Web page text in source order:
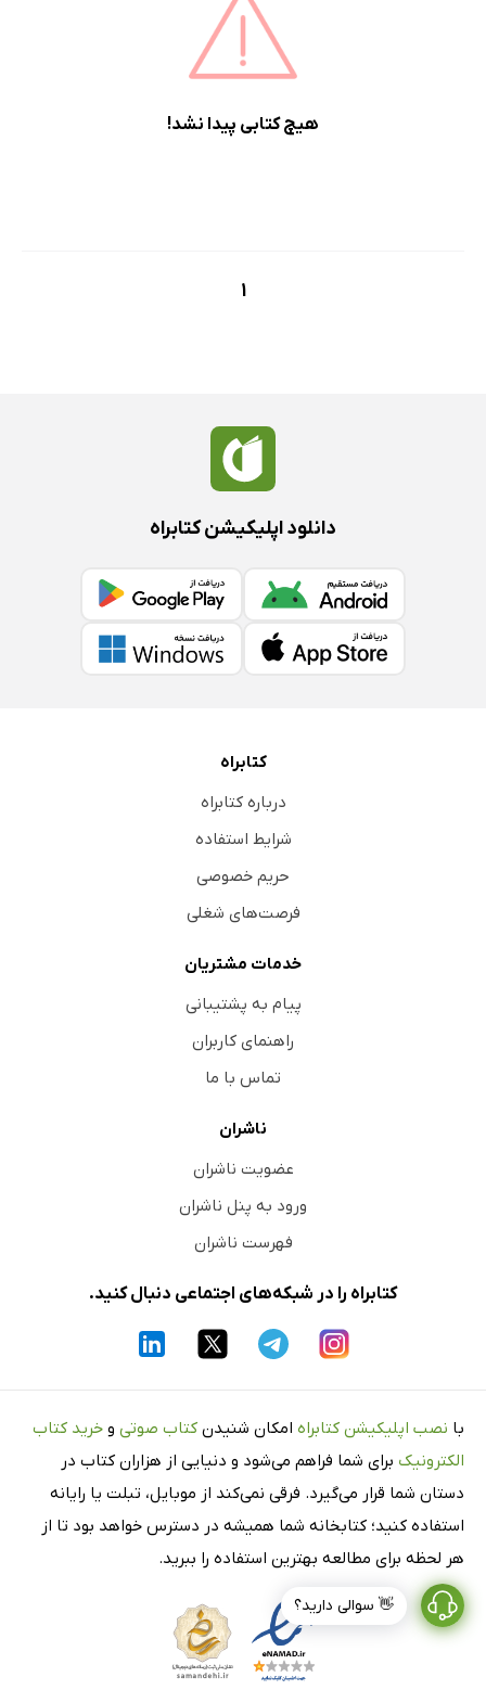
پرفروش‌ها
پربحث‌ها
هیچ کتابی پیدا نشد!
1
👋 سوالی دارید؟
دانلود اپلیکیشن کتابراه
کتابراه
درباره کتابراه
شرایط استفاده
حریم خصوصی
فرصت‌های شغلی
خدمات مشتریان
پیام به پشتیبانی
راهنمای کاربران
تماس با ما
ناشران
عضویت ناشران
ورود به پنل ناشران
فهرست ناشران
کتابراه را در شبکه‌های اجتماعی دنبال کنید.
با نصب اپلیکیشن کتابراه امکان شنیدن کتاب صوتی و خرید کتاب
الکترونیک برای شما فراهم می‌شود و دنیایی از هزاران کتاب در
دستان شما قرار می‌گیرد. فرقی نمی‌کند از موبایل، تبلت یا رایانه
استفاده کنید؛ کتابخانه شما همیشه در دسترس خواهد بود تا از
هر لحظه برای مطالعه بهترین استفاده را ببرید.